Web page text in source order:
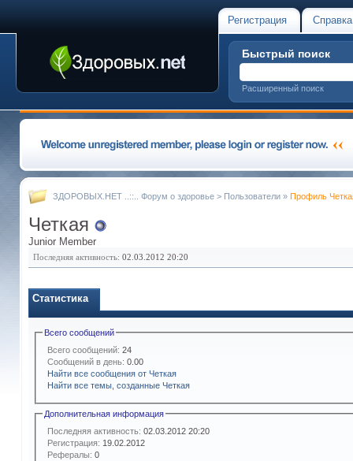
Регистрация Справка
Быстрый поиск
Расширенный поиск
ЗДОРОВЫХ.НЕТ ..::.. Форум о здоровье > Пользователи » Профиль
Четкая
Junior Member
Последняя активность: 02.03.2012 20:20
Статистика
Всего сообщений
Всего сообщений: 24
Сообщений в день: 0.00
Найти все сообщения от Четкая
Найти все темы, созданные Четкая
Дополнительная информация
Последняя активность: 02.03.201220:20
Регистрация: 19.02.2012
Рефералы: 0